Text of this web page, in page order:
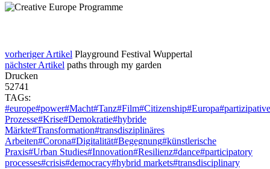
vorheriger Artikel Playground Festival Wuppertal
nächster Artikel paths through my garden
Drucken
52741
TAGs:
#europe#power#Macht#Tanz#Film#Citizenship#Europa#partizipative
Prozesse#Krise#Demokratie#hybride
Märkte#Transformation#transdisziplinäres
Arbeiten#Corona#Digitalität#Begegnung#künstlerische
Praxis#Urban Studies#Innovation#Resilienz#dance#participatory
processes#crisis#democracy#hybrid markets#transdisciplinary